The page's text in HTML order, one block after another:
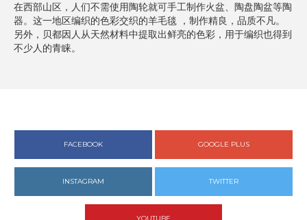
在西部山区，人们不需使用陶轮就可手工制作火盆、陶盘陶盆等陶
器。这一地区编织的色彩交织的羊毛毯 ，制作精良，品质不凡。
另外，贝都因人从天然材料中提取出鲜亮的色彩，用于编织也得到
不少人的青睐。
FACEBOOK GOOGLE PLUS
INSTAGRAM TWITTER